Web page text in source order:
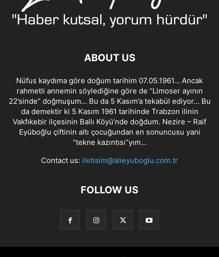
ABOUT US
Nüfus kaydıma göre doğum tarihim 07.05.1961… Ancak
rahmetli annemin söylediğine göre de “Limoser ayının
22’sinde” doğmuşum… Bu da 5 Kasım’a tekabül ediyor… Bu
da demektir ki 5 Kasım 1961 tarihinde Trabzon ilinin
Vakfıkebir ilçesinin Ballı Köyü’nde doğdum. Nezire – Raif
Eyüboğlu çiftinin altı çocuğundan en sonuncusu yani
“tekne kazıntısı”yım…
Contact us: iletisim@alieyuboglu.com.tr
FOLLOW US